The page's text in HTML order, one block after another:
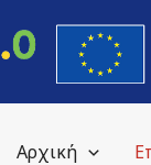
Αρχική